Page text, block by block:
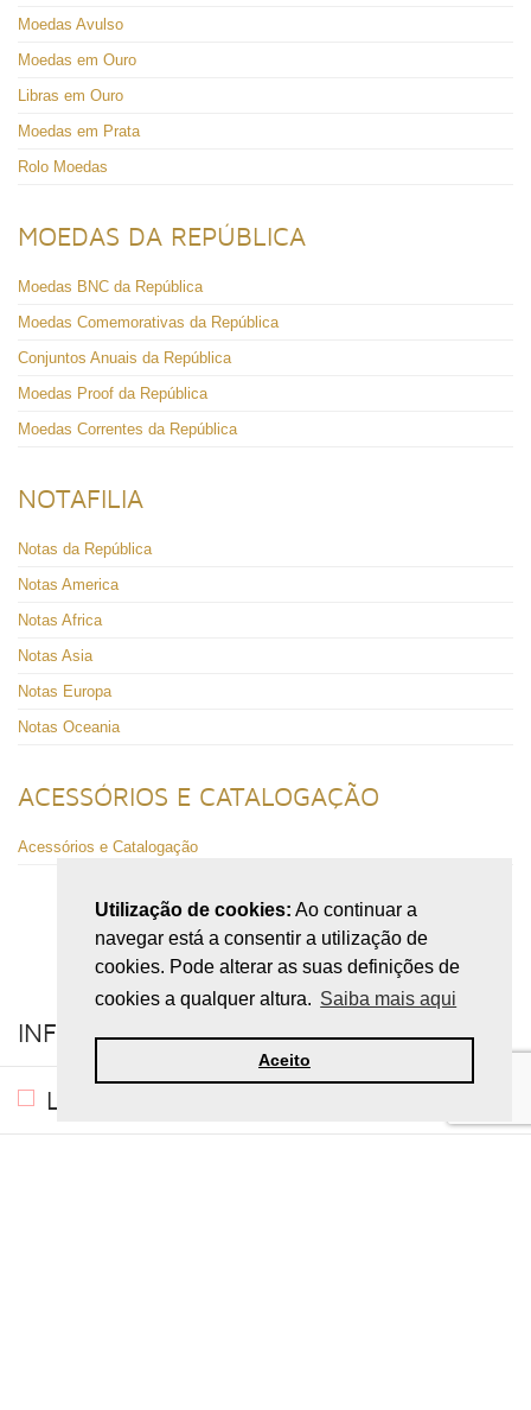
Utilização de cookies: Ao continuar a
navegar está a consentir a utilização de
cookies. Pode alterar as suas definições de
cookies a qualquer altura. Saiba mais aqui
Aceito
Moedas Avulso
Moedas em Ouro
Libras em Ouro
Moedas em Prata
Rolo Moedas
MOEDAS DA REPÚBLICA
Moedas BNC da República
Moedas Comemorativas da República
Conjuntos Anuais da República
Moedas Proof da República
Moedas Correntes da República
NOTAFILIA
Notas da República
Notas America
Notas Africa
Notas Asia
Notas Europa
Notas Oceania
ACESSÓRIOS E CATALOGAÇÃO
Acessórios e Catalogação
INFORMAÇÕES
LOJA